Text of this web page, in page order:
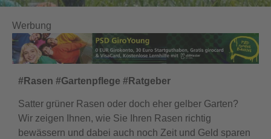
Werbung
#Rasen #Gartenpflege #Ratgeber
Satter grüner Rasen oder doch eher gelber Garten?
Wir zeigen Ihnen, wie Sie Ihren Rasen richtig
bewässern und dabei auch noch Zeit und Geld sparen